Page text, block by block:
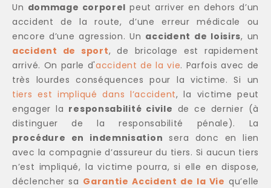
Un dommage corporel peut arriver en dehors d’un
accident de la route, d’une erreur médicale ou
encore d’une agression. Un accident de loisirs, un
accident de sport, de bricolage est rapidement
arrivé. On parle d'accident de la vie. Parfois avec de
très lourdes conséquences pour la victime. Si un
tiers est impliqué dans l’accident, la victime peut
engager la responsabilité civile de ce dernier (à
distinguer de la responsabilité pénale). La
procédure en indemnisation sera donc en lien
avec la compagnie d’assureur du tiers. Si aucun tiers
n’est impliqué, la victime pourra, si elle en dispose,
déclencher sa Garantie Accident de la Vie qu’elle